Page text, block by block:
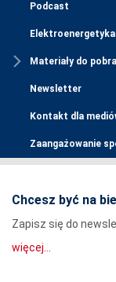
Podcast
Elektroenergetyka
Materiały do
Newsletter
Kontakt dla
Zaangażowanie
Chcesz być na
Zapisz się do
więcej...